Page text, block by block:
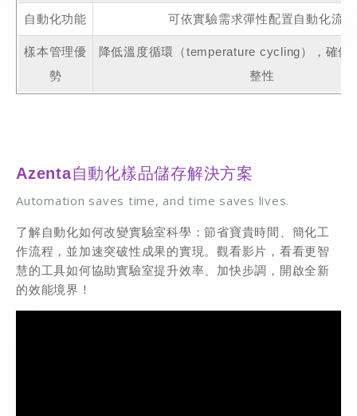
自動化功能 可依實驗需求彈性配置自動化流程
樣本管理優
勢
降低溫度循環（temperature cycling），確保
整性
Azenta自動化樣品儲存解決方案
Automation saves time, and time saves lives.
了解自動化如何改變實驗室科學：節省寶貴時間、簡化工
作流程，並加速突破性成果的實現。觀看影片，看看更智
慧的工具如何協助實驗室提升效率、加快步調，開啟全新
的效能境界！